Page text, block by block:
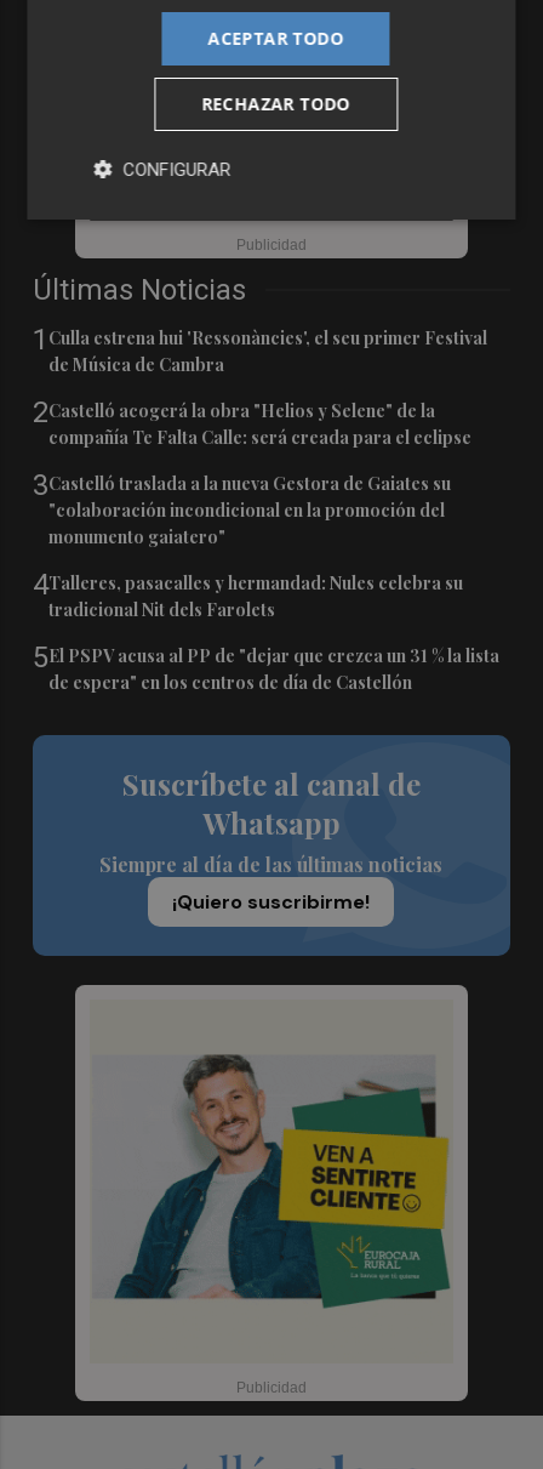
Últimas Noticias
1 Culla estrena hui 'Ressonàncies', el seu primer Festival
de Música de Cambra
2Castelló acogerá la obra "Helios y Selene" de la
compañía Te Falta Calle: será creada para el eclipse
3Castelló traslada a la nueva Gestora de Gaiates su
"colaboración incondicional en la promoción del
monumento gaiatero"
4Talleres, pasacalles y hermandad: Nules celebra su
tradicional Nit dels Farolets
5El PSPV acusa al PP de "dejar que crezca un 31 % la lista
de espera" en los centros de día de Castellón
Suscríbete al canal de
Whatsapp
Siempre al día de las últimas noticias
¡Quiero suscribirme!
ACEPTAR TODO
RECHAZAR TODO
CONFIGURAR